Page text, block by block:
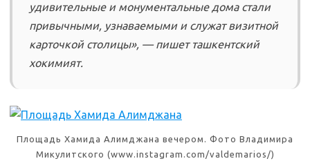
удивительные и монументальные дома стали
привычными, узнаваемыми и служат визитной
карточкой столицы», — пишет ташкентский
хокимият.
Площадь Хамида Алимджана вечером. Фото Владимира
Микулитского (www.instagram.com/valdemarios/)